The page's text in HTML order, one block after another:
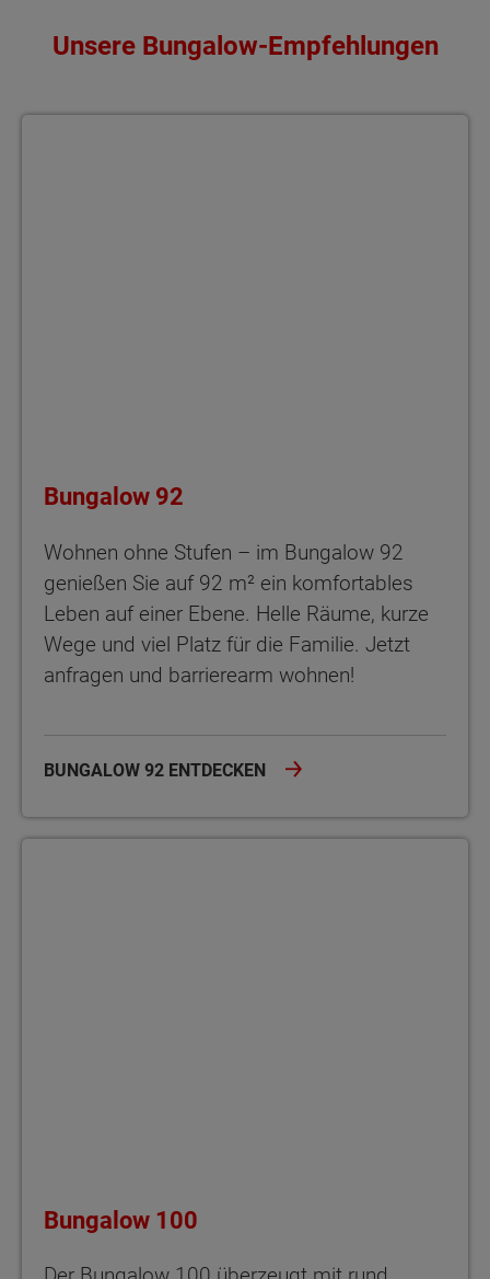
Unsere Bungalow-Empfehlungen
Bungalow 92
Wohnen ohne Stufen – im Bungalow 92
genießen Sie auf 92 m² ein komfortables
Leben auf einer Ebene. Helle Räume, kurze
Wege und viel Platz für die Familie. Jetzt
anfragen und barrierearm wohnen!
BUNGALOW 92 ENTDECKEN
Bungalow 100